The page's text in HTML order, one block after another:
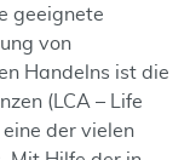
geeignete
von
Handelns ist die
(LCA – Life
der vielen